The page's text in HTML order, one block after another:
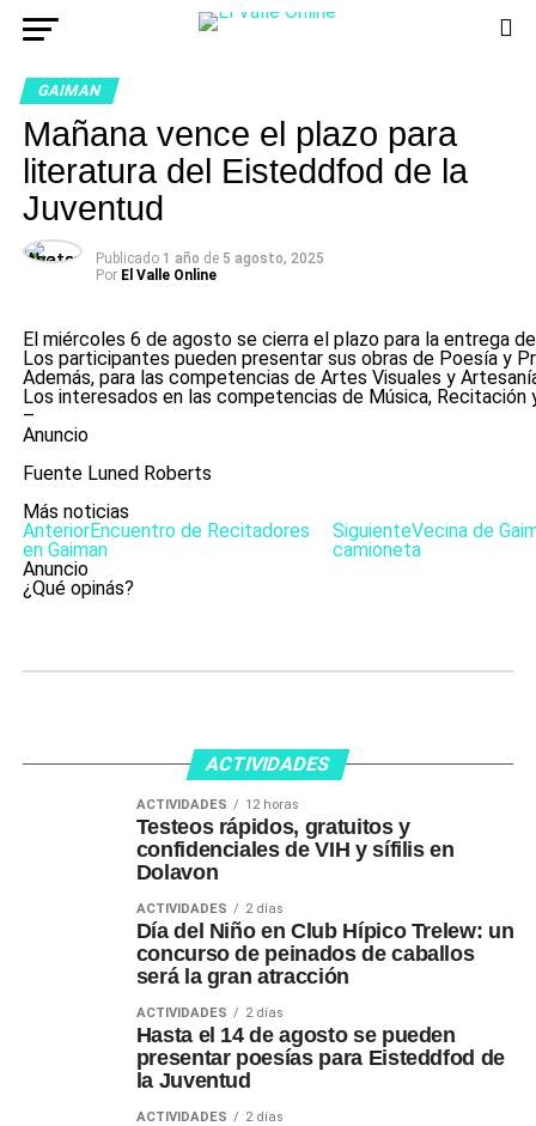
GAIMAN
Mañana vence el plazo para
literatura del Eisteddfod de la
Juventud
Publicado 1 año de 5 agosto, 2025
Por El Valle Online
El miércoles 6 de agosto se cierra el plazo para la entrega
Los participantes pueden presentar sus obras de Poesía y
Además, para las competencias de Artes Visuales y
Los interesados en las competencias de Música,
–
Anuncio
Fuente Luned Roberts
Más noticias
SiguienteVecina de
camioneta
AnteriorEncuentro de Recitadores
en Gaiman
Anuncio
¿Qué opinás?
ACTIVIDADES
ACTIVIDADES 12 horas
Testeos rápidos, gratuitos y
confidenciales de VIH y sífilis en
Dolavon
ACTIVIDADES 2 días
Día del Niño en Club Hípico Trelew: un
concurso de peinados de caballos
será la gran atracción
ACTIVIDADES 2 días
Hasta el 14 de agosto se pueden
presentar poesías para Eisteddfod de
la Juventud
ACTIVIDADES 2 días